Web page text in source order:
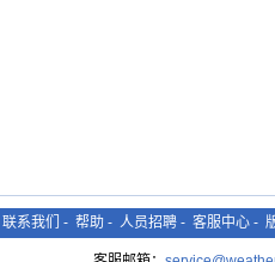
联系我们 - 帮助 - 人员招聘 - 客服中心 -